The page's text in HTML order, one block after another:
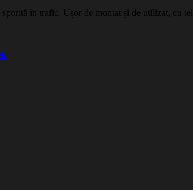
în trafic. Ușor de montat și de utilizat, cu